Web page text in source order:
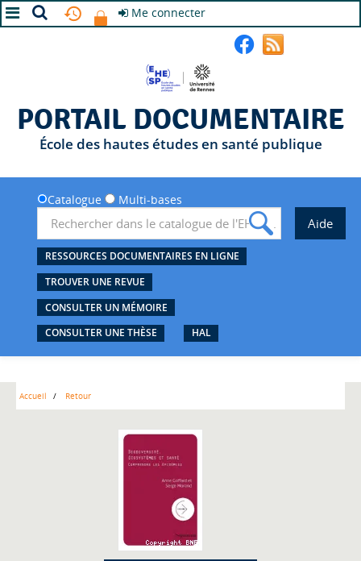
Me connecter
PORTAIL DOCUMENTAIRE
École des hautes études en santé publique
Catalogue Multi-bases
RESSOURCES DOCUMENTAIRES EN LIGNE
TROUVER UNE REVUE
CONSULTER UN MÉMOIRE
CONSULTER UNE THÈSE
HAL
Accueil Retour